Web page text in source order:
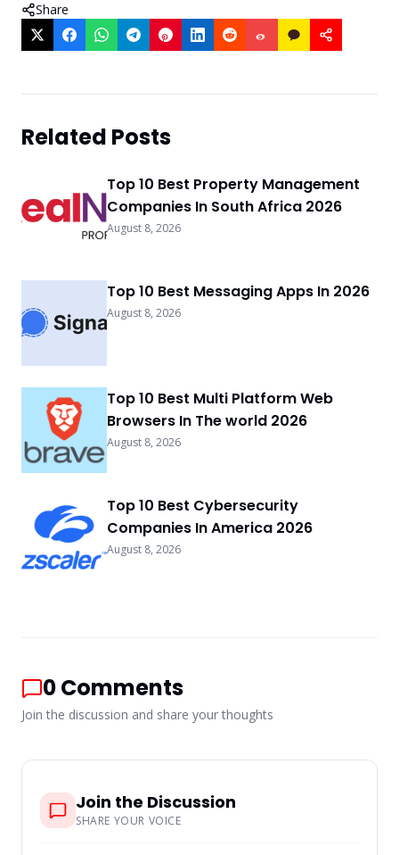
Share
Related Posts
Top 10 Best Property Management
Companies In South Africa 2026
August 8, 2026
Top 10 Best Messaging Apps In 2026
August 8, 2026
Top 10 Best Multi Platform Web
Browsers In The world 2026
August 8, 2026
Top 10 Best Cybersecurity
Companies In America 2026
August 8, 2026
0Comments
Join the discussion and share your thoughts
Join the Discussion
SHARE YOUR VOICE